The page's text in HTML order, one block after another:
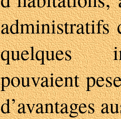
administratifs
quelques
pouvaient
d’avantages